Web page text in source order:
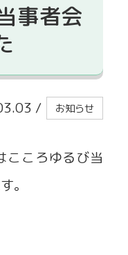
事者会
/ お知らせ
こころゆるび当
。